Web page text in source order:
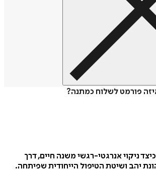
פורמט לשלוח כמתנה?
ניקוי אנרגטי-רגשי משנה חיים, דרך
יהב ושיטת הטיפול הייחודית שפיתחה.